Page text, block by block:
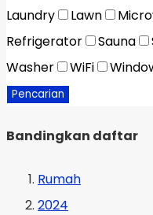
Laundry
Lawn
Refrigerator
Sauna
Washer
WiFi
Pencarian
Bandingkan daftar
Rumah
2024